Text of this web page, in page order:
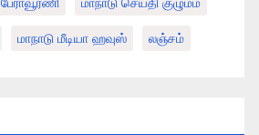
மாநாடு மீடியா ஹவுஸ் லஞ்சம்